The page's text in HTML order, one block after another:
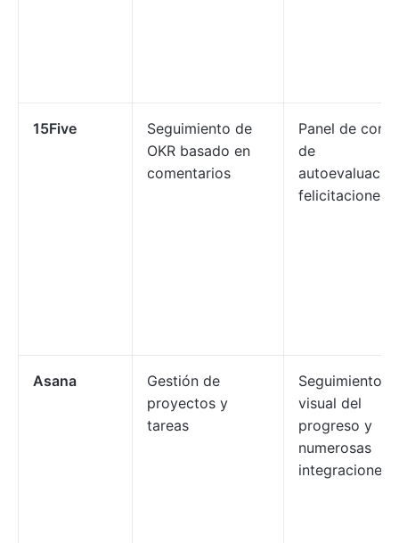
15Five
Seguimiento de
OKR basado en
comentarios
Panel de
de
felicitaciones
Asana
Gestión de
proyectos y
tareas
Seguimiento
visual del
progreso y
numerosas
integraciones